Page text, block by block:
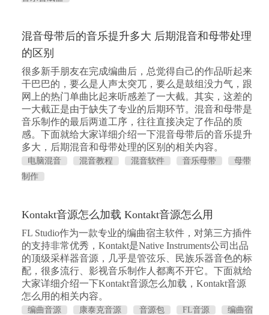
混音母带后的音乐提升多大 后期混音和母带处理
的区别
很多新手朋友在完成编曲后，总觉得自己的作品听起来
干巴巴的，要么是人声太突兀，要么是鼓组没力气，跟
网上的热门单曲比起来听感差了一大截。其实，这差的
一大截正是由于缺失了专业的后期环节。混音和母带是
音乐制作的最后两道工序，往往直接决定了作品的质
感。下面就给大家详细介绍一下混音母带后的音乐提升
多大，后期混音和母带处理的区别的相关内容。
电脑混音 混音教程 混音软件 音乐母带
母带
制作
Kontakt音源怎么加载 Kontakt音源怎么用
FL Studio作为一款专业的编曲宿主软件，对第三方插件
的支持非常优秀，Kontakt是Native Instruments公司出品
的顶级采样器音源，几乎是管弦乐、民族乐器音色的标
配，很多流行、影视音乐制作人都离不开它。下面就给
大家详细介绍一下Kontakt音源怎么加载，Kontakt音源
怎么用的相关内容。
编曲音源 康泰克音源 音源包 FL音源
编曲宿